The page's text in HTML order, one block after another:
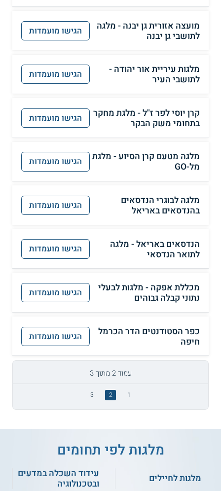
מועצה אזורית גן יבנה - מלגה
לתושבי גן יבנה
הגישו מועמדות
מלגות עיריית אור יהודה -
לתושבי העיר
הגישו מועמדות
קרן יוסי לפר ז"ל - מלגת מחקר
בתחומי משק הבקר
הגישו מועמדות
מלגה מטעם קרן הסיוע - מלגת
מל-GO
הגישו מועמדות
מלגה לבוגרי הנדסאים
בהנדסאים באריאל
הגישו מועמדות
הנדסאים באריאל - מלגה
לתואר הנדסאי
הגישו מועמדות
מכללת אפקה - מלגות לבעלי
נתוני קבלה גבוהים
הגישו מועמדות
כפר הסטודנטים הדר הכרמל
חיפה
הגישו מועמדות
עמוד 2 מתוך 3
1
2
3
מלגות לפי תחומים
מלגות לחיילים
עידוד השכלה במדעים
ובטכנולוגיה